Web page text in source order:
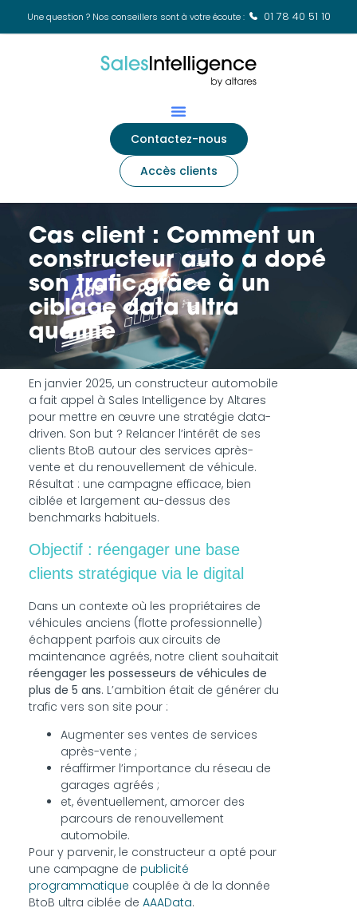
Une question ? Nos conseillers sont à votre écoute : 01 78 40 51 10
Contactez-nous
Accès clients
Cas client : Comment un
constructeur auto a dopé
son trafic grâce à un
ciblage data ultra
qualifié
En janvier 2025, un constructeur automobile
a fait appel à Sales Intelligence by Altares
pour mettre en œuvre une stratégie data-
driven. Son but ? Relancer l’intérêt de ses
clients BtoB autour des services après-
vente et du renouvellement de véhicule.
Résultat : une campagne efficace, bien
ciblée et largement au-dessus des
benchmarks habituels.
Objectif : réengager une base
clients stratégique via le digital
Dans un contexte où les propriétaires de
véhicules anciens (flotte professionnelle)
échappent parfois aux circuits de
maintenance agréés, notre client souhaitait
réengager les possesseurs de véhicules de
plus de 5 ans. L’ambition était de générer du
trafic vers son site pour :
Augmenter ses ventes de services
après-vente ;
réaffirmer l’importance du réseau de
garages agréés ;
et, éventuellement, amorcer des
parcours de renouvellement
automobile.
Pour y parvenir, le constructeur a opté pour
une campagne de publicité
programmatique couplée à de la donnée
BtoB ultra ciblée de AAAData.